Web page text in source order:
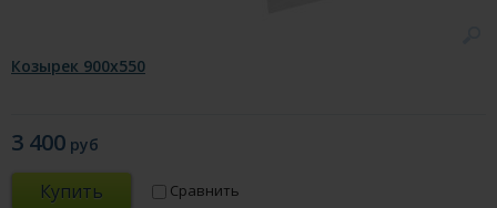
Козырек 900х550
3 400 руб
Купить Сравнить